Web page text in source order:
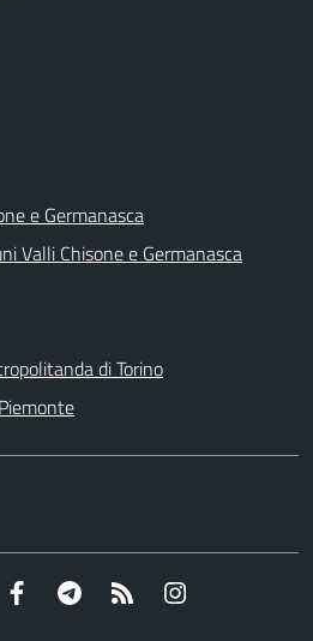
e Germanasca
Valli Chisone e Germanasca
di Torino
Facebook Telegram RSS